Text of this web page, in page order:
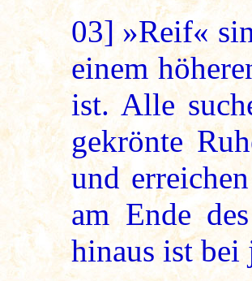
03] »Reif«
einem
ist. Alle
gekrönte
und
am Ende
hinaus ist bei